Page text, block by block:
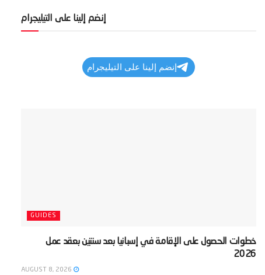
إنضم إلينا على التيليجرام
إنضم إلينا على التيليجرام
GUIDES
‫خطوات الحصول على الإقامة في إسبانيا بعد سنتين بعقد عمل
2026‬